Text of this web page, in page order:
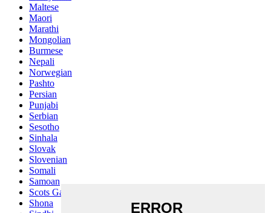
Maltese
Maori
Marathi
Mongolian
Burmese
Nepali
Norwegian
Pashto
Persian
Punjabi
Serbian
Sesotho
Sinhala
Slovak
Slovenian
Somali
Samoan
Scots Gaelic
Shona